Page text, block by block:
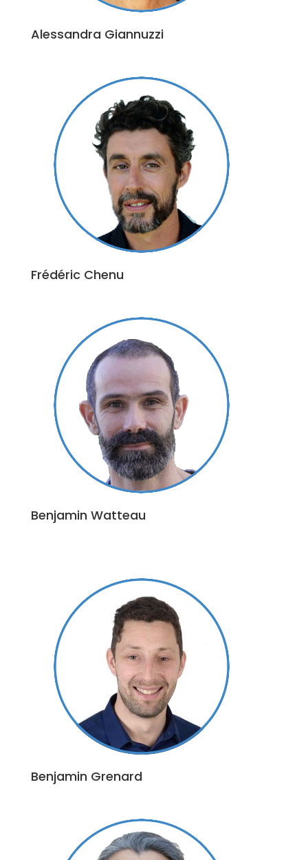
Alessandra Giannuzzi
Frédéric Chenu
Benjamin Watteau
Benjamin Grenard